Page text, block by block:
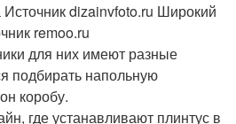
dizainvfoto.ru Широкий
remoo.ru
для них имеют разные
подбирать напольную
коробу.
где устанавливают плинтус в